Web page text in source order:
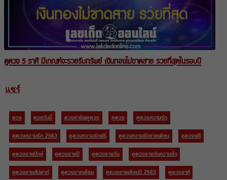
ดูดวง 5 ราศี มีเกณฑ์จะรวยรับทรัพย์ เงินทองไม่ขาดสาย รวยที่สุดในรอบปี
แชร์
ดวง ดวงวันนี้ ดวงอาชีพดูดวง ดูดวง
ดูดวงความรัก
ดูดวงความรัก 2563
ดูดวงความรักฟรี ดูดวงความรักรายเดือน
ดูดวงฟรี
ดูดวงรายปักษ์
ดูดวงรายปี ดูดวงรายวัน
ดูดวงรายวันความรัก
ดูดวงรายสัปดาห์
ดูดวงรายเดือน ดูดวงรายเดือนปี 2563
ดูดวงราศี